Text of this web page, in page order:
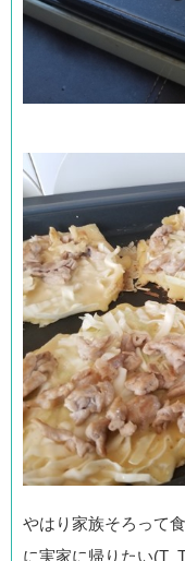
やはり家族そろって
に実家に帰りたい